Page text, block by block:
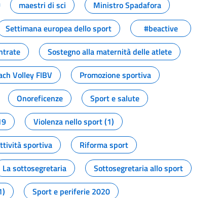
maestri di sci
Ministro Spadafora
Settimana europea dello sport
#beactive
Sostegno alla maternità delle atlete
Volley FIBV
Promozione sportiva
Onoreficenze
Sport e salute
Violenza nello sport (1)
sportiva
Riforma sport
La sottosegretaria
Sottosegretaria allo sport
Sport e periferie 2020